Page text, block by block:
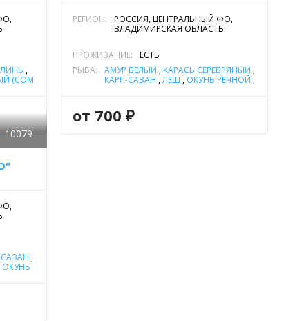
ЛИНЬ ,
(СОМ
РЕГИОН:
РОССИЯ, ЦЕНТРАЛЬНЫЙ ФО,
ВЛАДИМИРСКАЯ ОБЛАСТЬ
ПРОЖИВАНИЕ:
ЕСТЬ
РЫБА:
АМУР БЕЛЫЙ , КАРАСЬ СЕРЕБРЯНЫЙ ,
КАРП-САЗАН ,ЛЕЩ, ОКУНЬ РЕЧНОЙ ,
ЕВРОПЕЙСКИЙ)
УКЛЕЙКА
от 700 ₽
10079
,
ОКУНЬ